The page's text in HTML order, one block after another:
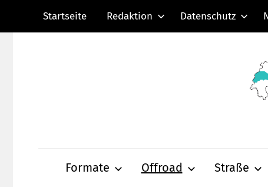
Startseite Redaktion Datenschutz
aus
Formate Offroad Straße